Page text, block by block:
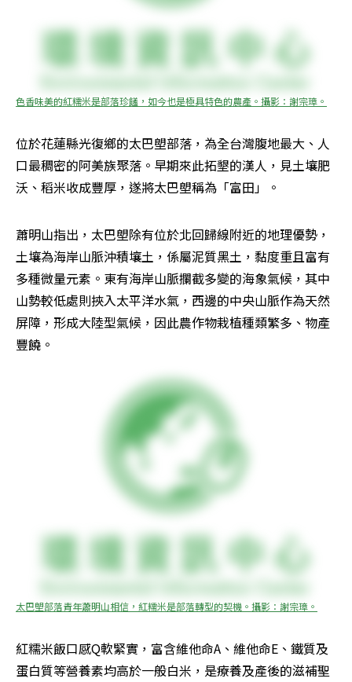
色香味美的紅糯米是部落珍饈，如今也是極具特色的農產。攝影：謝宗璋。
位於花蓮縣光復鄉的太巴塱部落，為全台灣腹地最大、人
口最稠密的阿美族聚落。早期來此拓墾的漢人，見土壤肥
沃、稻米收成豐厚，遂將太巴塱稱為「富田」。
蕭明山指出，太巴塱除有位於北回歸線附近的地理優勢，
土壤為海岸山脈沖積壤土，係屬泥質黑土，黏度重且富有
多種微量元素。東有海岸山脈攔截多變的海象氣候，其中
山勢較低處則挾入太平洋水氣，西邊的中央山脈作為天然
屏障，形成大陸型氣候，因此農作物栽植種類繁多、物產
豐饒。
太巴塱部落青年蕭明山相信，紅糯米是部落轉型的契機。攝影：謝宗璋。
紅糯米飯口感Q軟緊實，富含維他命A、維他命E、鐵質及
蛋白質等營養素均高於一般白米，是療養及產後的滋補聖